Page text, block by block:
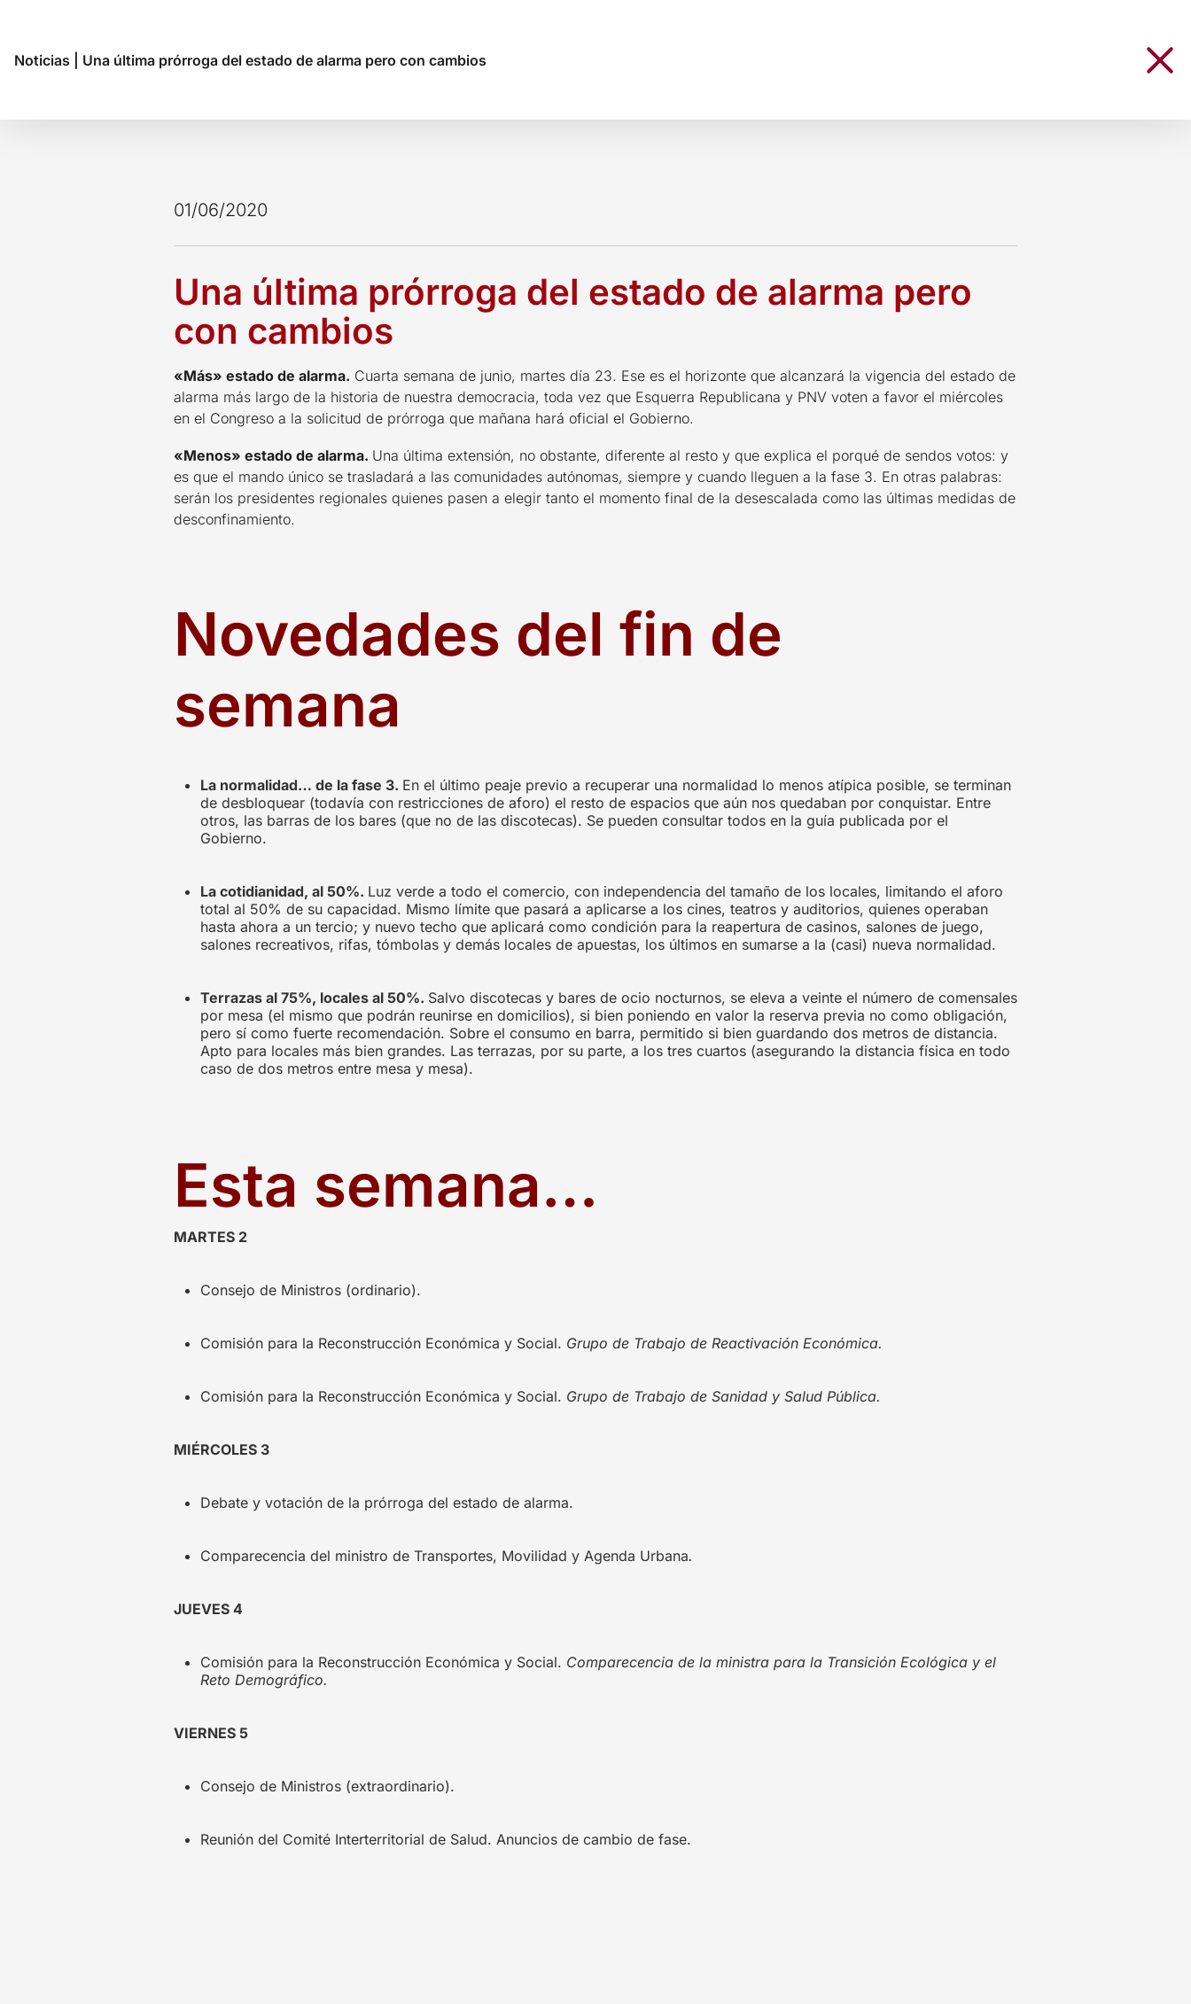
Noticias Una última prórroga del estado de alarma pero con cambios
01/06/2020
Una última prórroga del estado de alarma pero
con cambios
«Más» estado de alarma. Cuarta semana de junio, martes día 23. Ese es el horizonte que alcanzará la vigencia del estado de
alarma más largo de la historia de nuestra democracia, toda vez que Esquerra Republicana y PNV voten a favor el miércoles
en el Congreso a la solicitud de prórroga que mañana hará oficial el Gobierno.
«Menos» estado de alarma. Una última extensión, no obstante, diferente al resto y que explica el porqué de sendos votos: y
es que el mando único se trasladará a las comunidades autónomas, siempre y cuando lleguen a la fase 3. En otras palabras:
serán los presidentes regionales quienes pasen a elegir tanto el momento final de la desescalada como las últimas medidas de
desconfinamiento.
Novedades del fin de
semana
La normalidad… de la fase 3. En el último peaje previo a recuperar una normalidad lo menos atípica posible, se terminan
de desbloquear (todavía con restricciones de aforo) el resto de espacios que aún nos quedaban por conquistar. Entre
otros, las barras de los bares (que no de las discotecas). Se pueden consultar todos en la guía publicada por el
Gobierno.
La cotidianidad, al 50%. Luz verde a todo el comercio, con independencia del tamaño de los locales, limitando el aforo
total al 50% de su capacidad. Mismo límite que pasará a aplicarse a los cines, teatros y auditorios, quienes operaban
hasta ahora a un tercio; y nuevo techo que aplicará como condición para la reapertura de casinos, salones de juego,
salones recreativos, rifas, tómbolas y demás locales de apuestas, los últimos en sumarse a la (casi) nueva normalidad.
Terrazas al 75%, locales al 50%. Salvo discotecas y bares de ocio nocturnos, se eleva a veinte el número de comensales
por mesa (el mismo que podrán reunirse en domicilios), si bien poniendo en valor la reserva previa no como obligación,
pero sí como fuerte recomendación. Sobre el consumo en barra, permitido si bien guardando dos metros de distancia.
Apto para locales más bien grandes. Las terrazas, por su parte, a los tres cuartos (asegurando la distancia física en todo
caso de dos metros entre mesa y mesa).
Esta semana…
MARTES 2
Consejo de Ministros (ordinario).
Comisión para la Reconstrucción Económica y Social. Grupo de Trabajo de Reactivación Económica.
Comisión para la Reconstrucción Económica y Social. Grupo de Trabajo de Sanidad y Salud Pública.
MIÉRCOLES 3
Debate y votación de la prórroga del estado de alarma.
Comparecencia del ministro de Transportes, Movilidad y Agenda Urbana.
JUEVES 4
Comisión para la Reconstrucción Económica y Social. Comparecencia de la ministra para la Transición Ecológica y el
Reto Demográfico.
VIERNES 5
Consejo de Ministros (extraordinario).
Reunión del Comité Interterritorial de Salud. Anuncios de cambio de fase.